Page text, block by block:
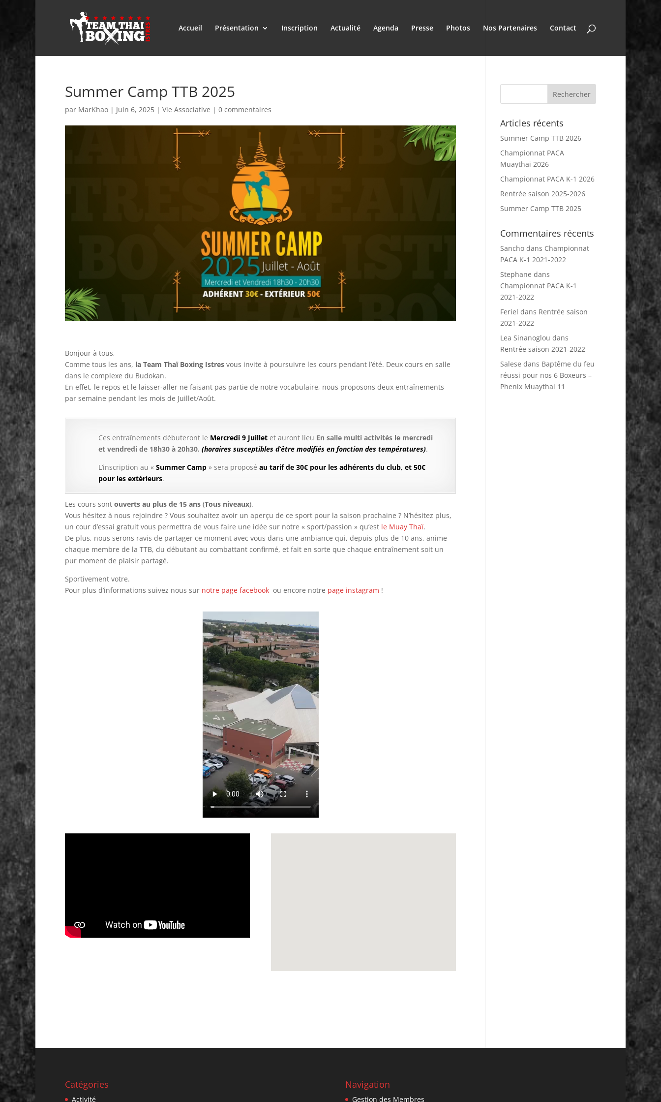
Accueil Présentation Inscription Actualité Agenda Presse Photos Nos Partenaires Contact
Summer Camp TTB 2025
par MarKhao | Juin 6, 2025 | Vie Associative | 0 commentaires
Bonjour à tous,
Comme tous les ans, la Team Thaï Boxing Istres vous invite à poursuivre les cours pendant l’été. Deux cours en salle
dans le complexe du Budokan.
En effet, le repos et le laisser-aller ne faisant pas partie de notre vocabulaire, nous proposons deux entraînements
par semaine pendant les mois de Juillet/Août.
Ces entraînements débuteront le Mercredi 9 Juillet et auront lieu En salle multi activités le mercredi
et vendredi de 18h30 à 20h30. (horaires susceptibles d’être modifiés en fonction des températures).
L’inscription au « Summer Camp » sera proposé au tarif de 30€ pour les adhérents du club, et 50€
pour les extérieurs.
Les cours sont ouverts au plus de 15 ans (Tous niveaux).
Vous hésitez à nous rejoindre ? Vous souhaitez avoir un aperçu de ce sport pour la saison prochaine ? N’hésitez plus,
un cour d’essai gratuit vous permettra de vous faire une idée sur notre « sport/passion » qu’est le Muay Thaï.
De plus, nous serons ravis de partager ce moment avec vous dans une ambiance qui, depuis plus de 10 ans, anime
chaque membre de la TTB, du débutant au combattant confirmé, et fait en sorte que chaque entraînement soit un
pur moment de plaisir partagé.
Sportivement votre.
Pour plus d’informations suivez nous sur notre page facebook ou encore notre page instagram !
Articles récents
Summer Camp TTB 2026
Championnat PACA
Muaythai 2026
Championnat PACA K-1 2026
Rentrée saison 2025-2026
Summer Camp TTB 2025
Commentaires récents
Sanchodans Championnat
PACA K-1 2021-2022
Stephane dans
Championnat PACA K-1
2021-2022
Feriel dans Rentrée saison
2021-2022
Lea Sinanoglou dans
Rentrée saison 2021-2022
Salese dans Baptême du feu
réussi pour nos 6 Boxeurs –
Phenix Muaythai 11
Catégories
Activité
Navigation
Gestion des Membres